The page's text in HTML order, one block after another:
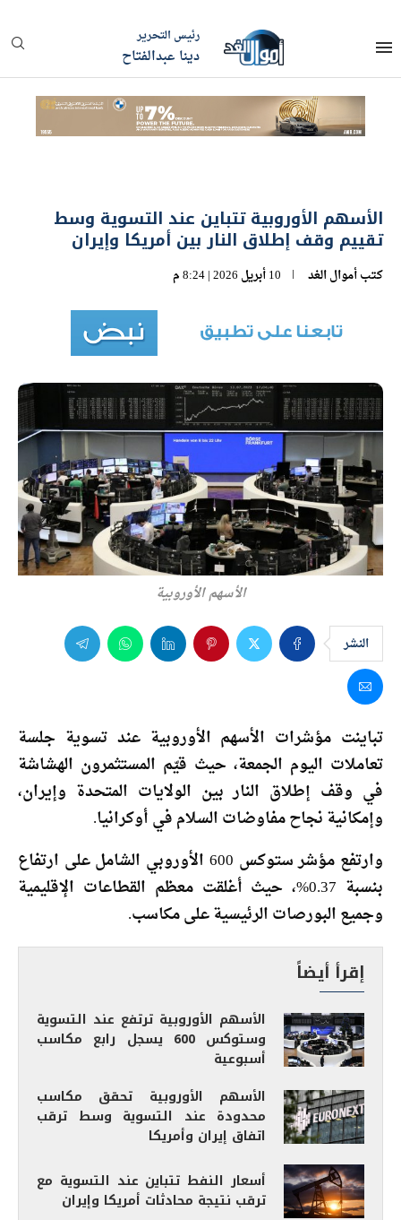
رئيس التحرير
دينا عبدالفتاح
الأسهم الأوروبية تتباين عند التسوية وسط
تقييم وقف إطلاق النار بين أمريكا وإيران
كتبأموال الغد 10 أبريل 2026 | 8:24 م
الأسهم الأوروبية
النشر
تباينت مؤشرات الأسهم الأوروبية عند تسوية جلسة
تعاملات اليوم الجمعة، حيث قيّم المستثمرون الهشاشة
في وقف إطلاق النار بين الولايات المتحدة وإيران،
وإمكانية نجاح مفاوضات السلام في أوكرانيا.
وارتفع مؤشر ستوكس 600 الأوروبي الشامل على ارتفاع
بنسبة 0.37%، حيث أغلقت معظم القطاعات الإقليمية
وجميع البورصات الرئيسية على مكاسب.
إقرأ أيضاً
الأسهم الأوروبية ترتفع عند التسوية
وستوكس 600 يسجل رابع مكاسب
أسبوعية
الأسهم الأوروبية تحقق مكاسب
محدودة عند التسوية وسط ترقب
اتفاق إيران وأمريكا
أسعار النفط تتباين عند التسوية مع
ترقب نتيجة محادثات أمريكا وإيران